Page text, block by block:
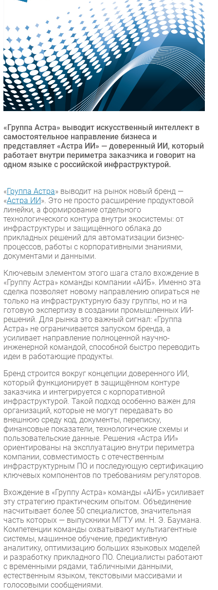
Оборудование
ПО
Outsourcing
Кадры
Регулирование
Финансы
Web
Инновации
CIO/Управление ИТ
Гаджеты
РАЗДЕЛЫ
Новости
Аналитика
Интервью
Мероприятия
Проекты
IT класс
Тестовый стенд
Каталог компаний
«Группа Астра» выводит искусственный интеллект в
самостоятельное направление бизнеса и
представляет «Астра ИИ» — доверенный ИИ, который
работает внутри периметра заказчика и говорит на
одном языке с российской инфраструктурой.
«Группа Астра» выводит на рынок новый бренд —
«Астра ИИ». Это не просто расширение продуктовой
линейки, а формирование отдельного
технологического контура внутри экосистемы: от
инфраструктуры и защищённого облака до
прикладных решений для автоматизации бизнес-
процессов, работы с корпоративными знаниями,
документами и данными.
Ключевым элементом этого шага стало вхождение в
«Группу Астра» команды компании «АИБ». Именно эта
сделка позволяет новому направлению опираться не
только на инфраструктурную базу группы, но и на
готовую экспертизу в создании промышленных ИИ-
решений. Для рынка это важный сигнал: «Группа
Астра» не ограничивается запуском бренда, а
усиливает направление полноценной научно-
инженерной командой, способной быстро переводить
идеи в работающие продукты.
Бренд строится вокруг концепции доверенного ИИ,
который функционирует в защищённом контуре
заказчика и интегрируется с корпоративной
инфраструктурой. Такой подход особенно важен для
организаций, которые не могут передавать во
внешнюю среду код, документы, переписку,
финансовые показатели, технологические схемы и
пользовательские данные. Решения «Астра ИИ»
ориентированы на эксплуатацию внутри периметра
компании, совместимость с отечественным
инфраструктурным ПО и последующую сертификацию
ключевых компонентов по требованиям регуляторов.
Вхождение в «Группу Астра» команды «АИБ» усиливает
эту стратегию практическим опытом. Объединение
насчитывает более 50 специалистов, значительная
часть которых — выпускники МГТУ им. Н. Э. Баумана.
Компетенции команды охватывают мультиагентные
системы, машинное обучение, предиктивную
аналитику, оптимизацию больших языковых моделей
и разработку прикладного ПО. Специалисты работают
с временными рядами, табличными данными,
естественным языком, текстовыми массивами и
голосовыми сообщениями.